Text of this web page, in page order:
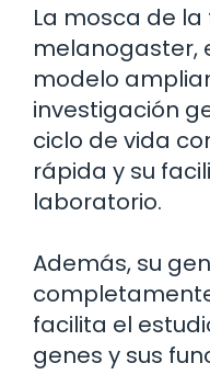
La mosca de
melanogaster,
modelo
investigación
ciclo de vida
rápida y su
laboratorio.
Además, su
facilita el
genes y sus